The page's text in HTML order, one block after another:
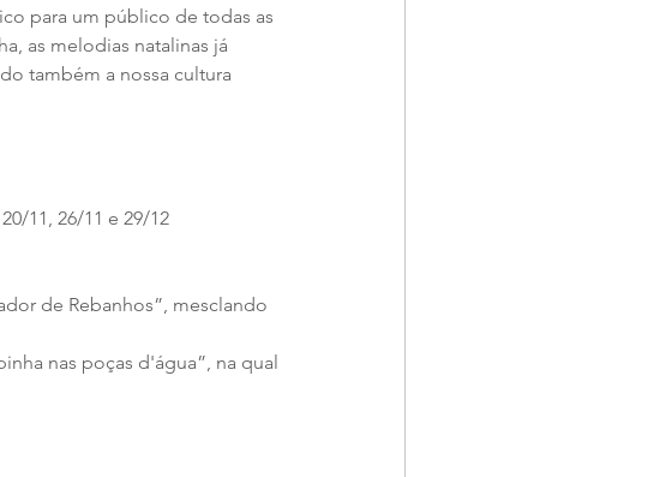
para um público de todas as
as melodias natalinas já
também a nossa cultura
11, 26/11 e 29/12
de Rebanhos”, mesclando
nas poças d'água”, na qual